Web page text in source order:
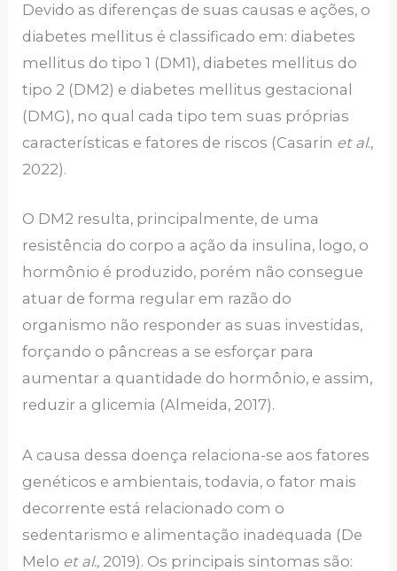
Devido as diferenças de suas causas e ações, o
diabetes mellitus é classificado em: diabetes
mellitus do tipo 1 (DM1), diabetes mellitus do
tipo 2 (DM2) e diabetes mellitus gestacional
(DMG), no qual cada tipo tem suas próprias
características e fatores de riscos (Casarin et al.,
2022).
O DM2 resulta, principalmente, de uma
resistência do corpo a ação da insulina, logo, o
hormônio é produzido, porém não consegue
atuar de forma regular em razão do
organismo não responder as suas investidas,
forçando o pâncreas a se esforçar para
aumentar a quantidade do hormônio, e assim,
reduzir a glicemia (Almeida, 2017).
A causa dessa doença relaciona-se aos fatores
genéticos e ambientais, todavia, o fator mais
decorrente está relacionado com o
sedentarismo e alimentação inadequada (De
Melo et al., 2019). Os principais sintomas são: